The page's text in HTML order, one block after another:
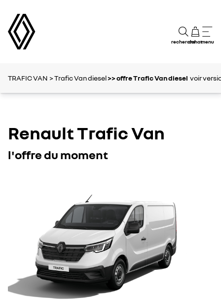
rechercheachatmenu
TRAFIC VAN > Trafic Van diesel>> offre Trafic Van diesel voir
Renault Trafic Van
l'offre du moment